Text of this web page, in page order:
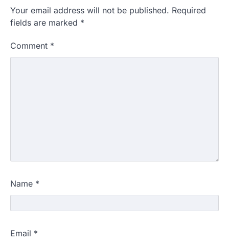
Your email address will not be published. Required
fields are marked *
Comment *
Name *
Email *